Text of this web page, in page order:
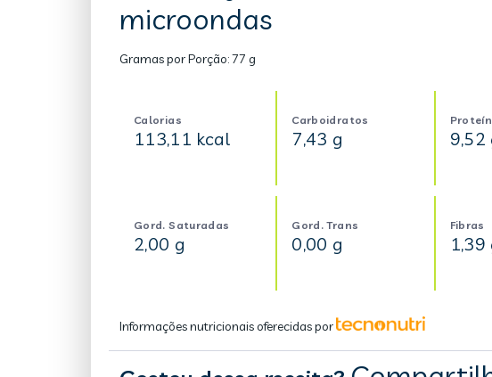
microondas
Gramas por Porção:77 g
Calorias
113,11 kcal
Carboidratos
7,43 g 9,52
Gord. Saturadas
2,00 g
Gord. Trans
0,00 g
Fibras
1,39
Informações nutricionais oferecidas por